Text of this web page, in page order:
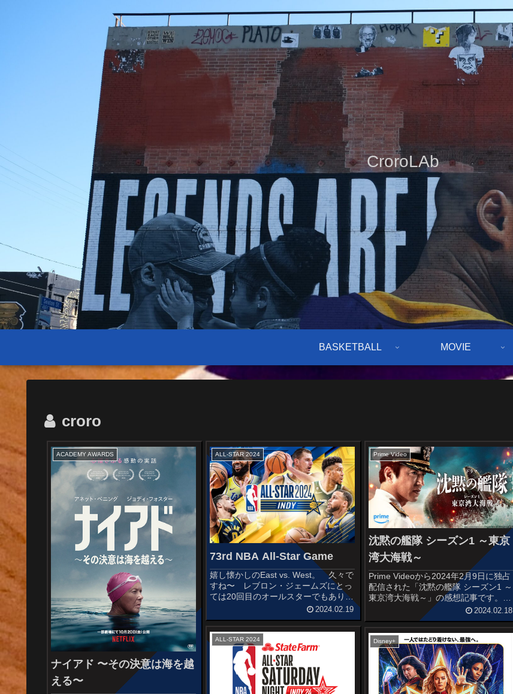
CroroLAb
BASKETBALL MOVIE
croro
ACADEMY AWARDS
ナイアド 〜その決意は海を越
える〜
ALL-STAR 2024
73rd NBA All-Star Game
嬉し懐かしのEast vs. West。 久々で
すね〜 レブロン・ジェームズにとっ
ては20回目のオールスターでもありま
すwSTERTERSTEAM WESTLeBron
JamesLuca DoncicKevin DurantShai
Gi...
2024.02.19
Prime Video
沈黙の艦隊 シーズン1 ～東京
湾大海戦～
Prime Videoから2024年2月9日に独占
配信された「沈黙の艦隊 シーズン1 ～
東京湾大海戦～」の感想記事です。か
わぐちかいじの大人気同名漫画を原作
とした実写映像化作品です。オススメ
度あらすじ＆予告編日本の近海で、海
上自衛隊の潜水艦...
2024.02.18
ALL-STAR 2024 Disney+